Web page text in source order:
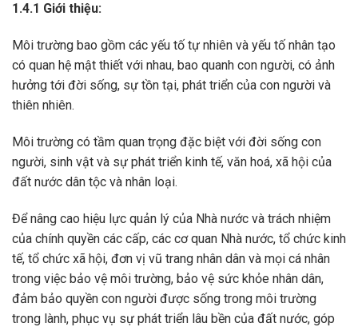
1.4.1 Giới thiệu:
Môi trường bao gồm các yếu tố tự nhiên và yếu tố nhân tạo
có quan hệ mật thiết với nhau, bao quanh con người, có ảnh
hưởng tới đời sống, sự tồn tại, phát triển của con người và
thiên nhiên.
Môi trường có tầm quan trọng đặc biệt với đời sống con
người, sinh vật và sự phát triển kinh tế, văn hoá, xã hội của
đất nước dân tộc và nhân loại.
Để nâng cao hiệu lực quản lý của Nhà nước và trách nhiệm
của chính quyền các cấp, các cơ quan Nhà nước, tổ chức kinh
tế, tổ chức xã hội, đơn vị vũ trang nhân dân và mọi cá nhân
trong việc bảo vệ môi trường, bảo vệ sức khỏe nhân dân,
đảm bảo quyền con người được sống trong môi trường
trong lành, phục vụ sự phát triển lâu bền của đất nước, góp